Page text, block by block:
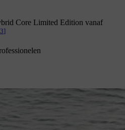
Core Limited Edition vanaf
3]